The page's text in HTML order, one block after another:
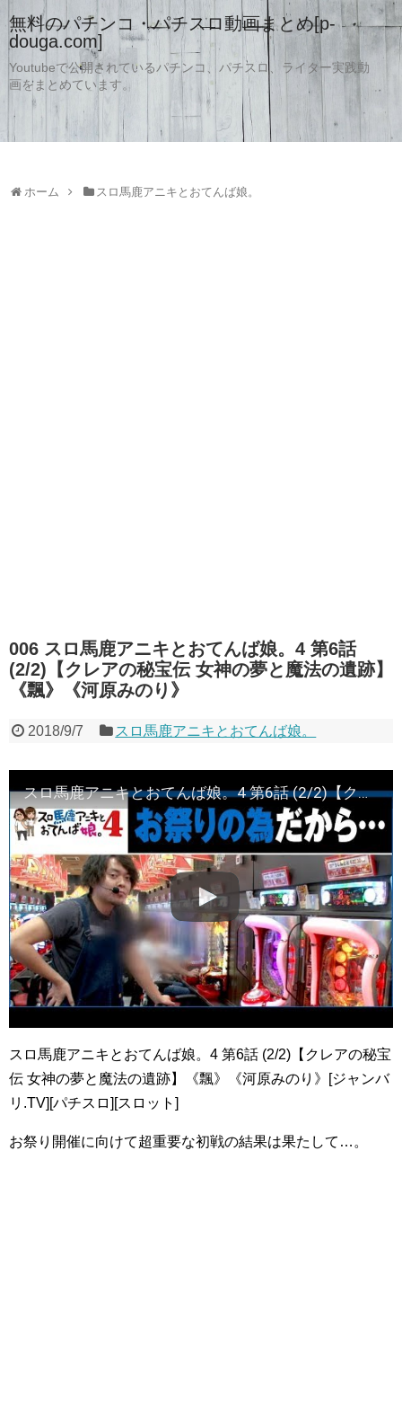
無料のパチンコ・パチスロ動画まとめ[p-
douga.com]
Youtubeで公開されているパチンコ、パチスロ、ライター実践動
画をまとめています。
ホーム スロ馬鹿アニキとおてんば娘。
006 スロ馬鹿アニキとおてんば娘。4 第6話
(2/2)【クレアの秘宝伝 女神の夢と魔法の遺跡】
《飄》《河原みのり》
2018/9/7 スロ馬鹿アニキとおてんば娘。
スロ馬鹿アニキとおてんば娘。4 第6話 (2/2)【クレアの秘宝伝 女神の夢と魔法の遺跡】《飄》《河原みのり》[ジャンバリ.TV][パチスロ][スロット]
スロ馬鹿アニキとおてんば娘。4 第6話 (2/2)【クレアの秘宝
伝 女神の夢と魔法の遺跡】《飄》《河原みのり》[ジャンバ
リ.TV][パチスロ][スロット]
お祭り開催に向けて超重要な初戦の結果は果たして…。